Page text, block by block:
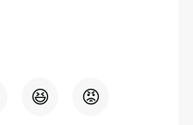
😆 😡